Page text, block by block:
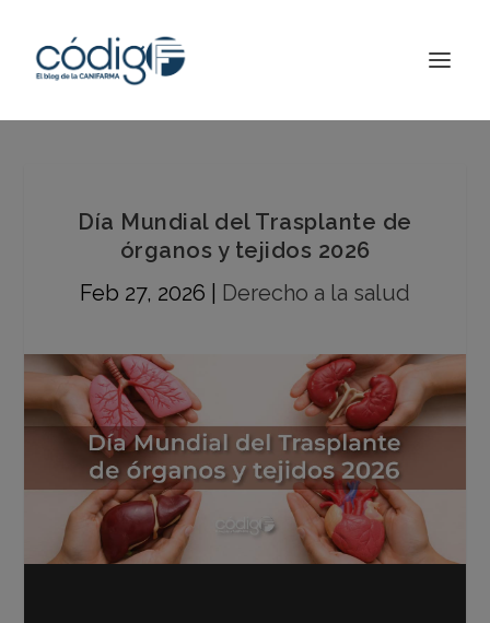
Día Mundial del Trasplante de
órganos y tejidos 2026
Feb 27, 2026
Derecho a la salud